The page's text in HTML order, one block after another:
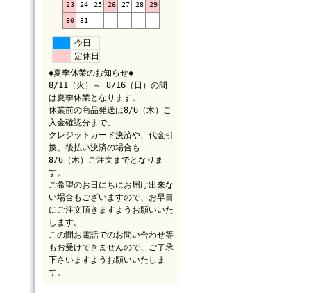
23 24 25 26 27 28 29
30 31
今日
定休日
◆夏季休業のお知らせ◆
8/11（火）～ 8/16（日）の間
は夏季休業となります。
休業前の商品発送は8/6（木）ご
入金確認分まで。
クレジットカード決済や、代金引
換、後払い決済の場合も
8/6（木）ご注文までとなりま
す。
ご希望のお日にちにお届け出来な
い場合もございますので、お早目
にご注文頂きますようお願いいた
します。
この間お電話でのお問い合わせ等
もお受けできませんので、ご了承
下さいますようお願いいたしま
す。